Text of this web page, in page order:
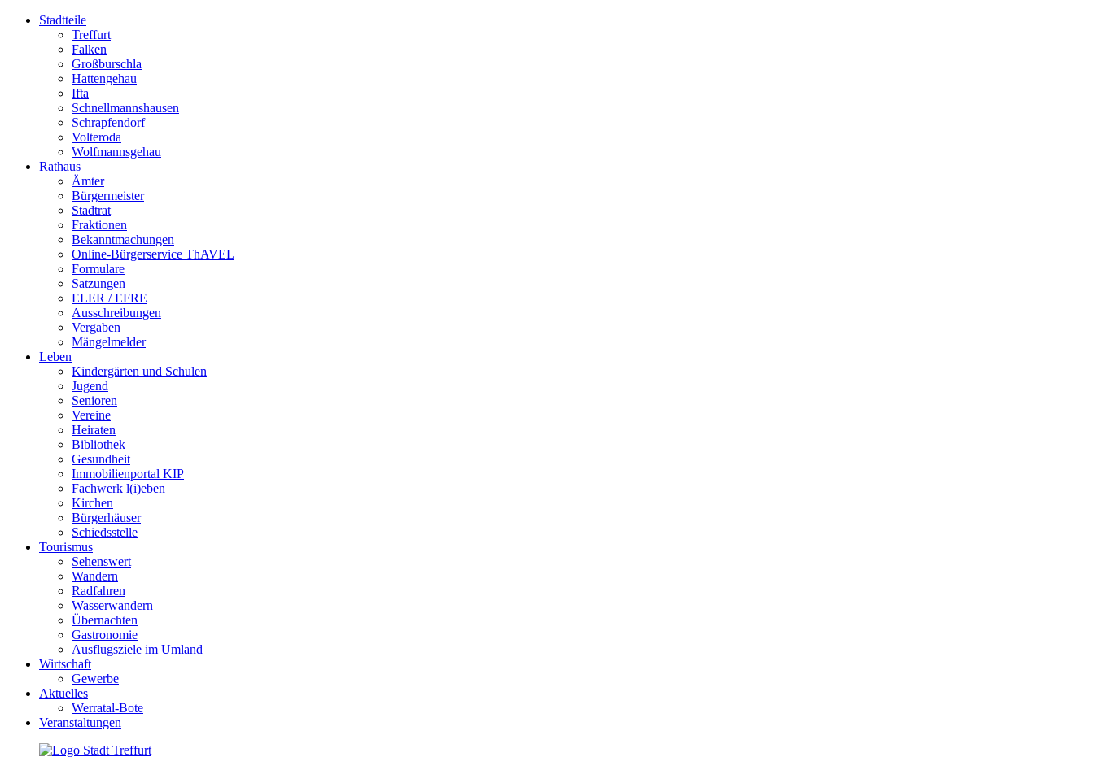
Stadtteile
Treffurt
Falken
Großburschla
Hattengehau
Ifta
Schnellmannshausen
Schrapfendorf
Volteroda
Wolfmannsgehau
Rathaus
Ämter
Bürgermeister
Stadtrat
Fraktionen
Bekanntmachungen
Online-Bürgerservice ThAVEL
Formulare
Satzungen
ELER / EFRE
Ausschreibungen
Vergaben
Mängelmelder
Leben
Kindergärten und Schulen
Jugend
Senioren
Vereine
Heiraten
Bibliothek
Gesundheit
Immobilienportal KIP
Fachwerk l(i)eben
Kirchen
Bürgerhäuser
Schiedsstelle
Tourismus
Sehenswert
Wandern
Radfahren
Wasserwandern
Übernachten
Gastronomie
Ausflugsziele im Umland
Wirtschaft
Gewerbe
Aktuelles
Werratal-Bote
Veranstaltungen